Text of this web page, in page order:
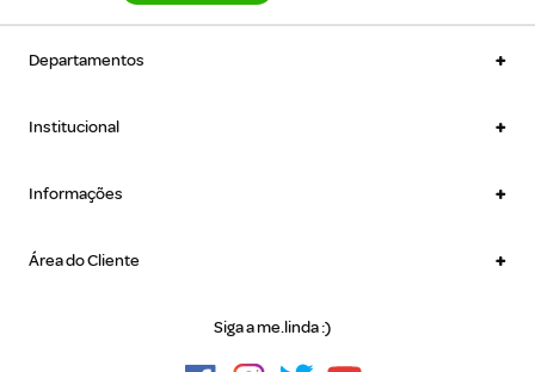
Departamentos +
Institucional +
Informações +
Área do Cliente +
Siga a me.linda :)